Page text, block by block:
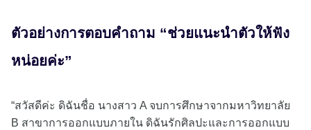
ตัวอย่างการตอบคำถาม “ช่วยแนะนำตัวให้ฟัง
หน่อยค่ะ”
“สวัสดีค่ะ ดิฉันชื่อ นางสาว A จบการศึกษาจากมหาวิทยาลัย
B สาขาการออกแบบภายใน ดิฉันรักศิลปะและการออกแบบ